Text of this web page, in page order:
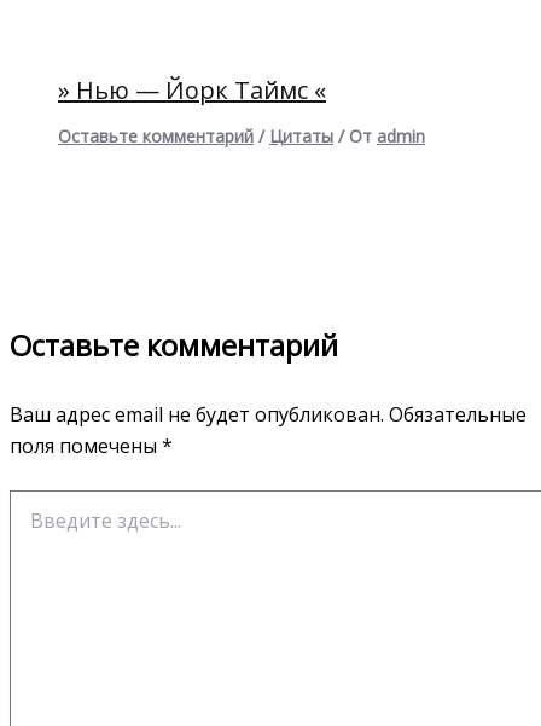
» Нью — Йорк Таймс «
Оставьте комментарий / Цитаты / От admin
Оставьте комментарий
Ваш адрес email не будет опубликован. Обязательные
поля помечены *
здесь...